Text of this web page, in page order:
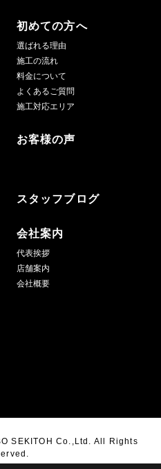
初めての方へ
選ばれる理由
施工の流れ
料金について
よくあるご質問
施工対応エリア
お客様の声
スタッフブログ
会社案内
代表挨拶
店舗案内
会社概要
SEKITOH Co.,Ltd. All Rights